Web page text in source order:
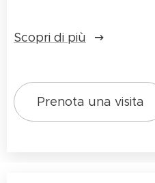
Scopri di più
Prenota una visita